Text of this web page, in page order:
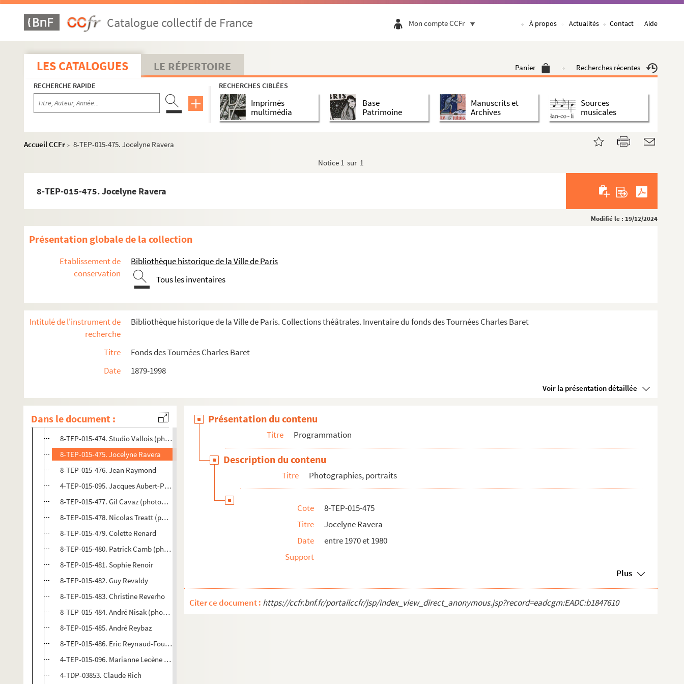
Catalogue collectif de France Mon compte CCFr À propos Actualités Contact Aide
LES CATALOGUES LE RÉPERTOIRE Panier Recherches récentes
RECHERCHE RAPIDE RECHERCHES CIBLÉES
Imprimés
multimédia
Base
Patrimoine
Manuscrits et
Archives
Sources
musicales
Accueil CCFr > 8-TEP-015-475. Jocelyne Ravera
Notice 1 sur 1
8-TEP-015-475. Jocelyne Ravera
Modifié le : 19/12/2024
Présentation globale de la collection
Etablissement de
conservation
Bibliothèque historique de la Ville de Paris
Tous les inventaires
Intitulé de l'instrument de
recherche
Bibliothèque historique de la Ville de Paris. Collections théâtrales. Inventaire du fonds des Tournées Charles Baret
Titre
Fonds des Tournées Charles Baret
Date
1879-1998
Voir la présentation détaillée
Dans le document :
8-TEP-015-450. Annie Noël
8-TEP-015-451. Jacqueline Noëlle
8-TEP-015-452. Michel Gallinand (photographe). Dominique Nolf
8-TEP-015-453. Martine Noiret
8-TEP-015-454. Claude Norac
8-TEP-015-455. Studio Elysées (photographe). Véra Norman
8-TEC-015-019. Patachou
8-TEP-015-464. Roger Pierre et Danièle Evenou
8-TEP-015-465. Pignol
8-TEP-015-646. Studio Harcourt (photographe). Robert Pizani
8-TEP-015-466. Agence de presse Bernand (photographe). Perrette Pradier et Roger Carel
8-TEP-015-467. Jean-Pierre Tesson (photographe). Patrick Préjean
8-TEP-015-470. André Nisak (photographe). André Rabas
8-TEP-015-472. Lucette Raillat
8-TEP-015-473. Serge Huvelle (photographe). Alexandre Randal
8-TEP-015-474. Studio Vallois (photographe). Eddy Rasimi
8-TEP-015-475. Jocelyne Ravera
8-TEP-015-476. Jean Raymond
4-TEP-015-095. Jacques Aubert-Philips (photographe). Michèle Raynaud
8-TEP-015-477. Gil Cavaz (photographe). Guy Régent
8-TEP-015-478. Nicolas Treatt (photographe). Serge Reggiani
8-TEP-015-479. Colette Renard
8-TEP-015-480. Patrick Camb (photographe). Jean Reno
8-TEP-015-481. Sophie Renoir
8-TEP-015-482. Guy Revaldy
8-TEP-015-483. Christine Reverho
8-TEP-015-484. André Nisak (photographe). Mony Rey
8-TEP-015-485. André Reybaz
8-TEP-015-486. Eric Reynaud-Fourton
4-TEP-015-096. Marianne Lecène (photographe). Françoise Ribeyra
4-TDP-03853. Claude Rich
Présentation du contenu
Titre Programmation
Description du contenu
Titre Photographies, portraits
Cote
8-TEP-015-475
Titre
Jocelyne Ravera
Date
entre 1970 et 1980
Support
Plus
Citer ce document : https://ccfr.bnf.fr/portailccfr/jsp/index_view_direct_anonymous.jsp?record=eadcgm:EADC:b1847610